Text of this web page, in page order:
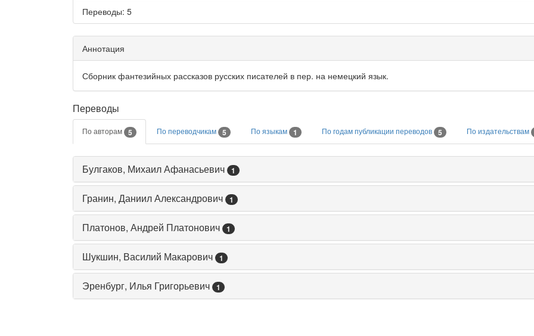
Переводы: 5
Аннотация
Сборник фантезийных рассказов русских писателей в пер. на немецкий язык.
Переводы
По авторам 5 По переводчикам 5 По языкам 1 По годам публикации переводов 5 По издательствам
Булгаков, Михаил Афанасьевич 1
Гранин, Даниил Александрович 1
Платонов, Андрей Платонович 1
Шукшин, Василий Макарович 1
Эренбург, Илья Григорьевич 1